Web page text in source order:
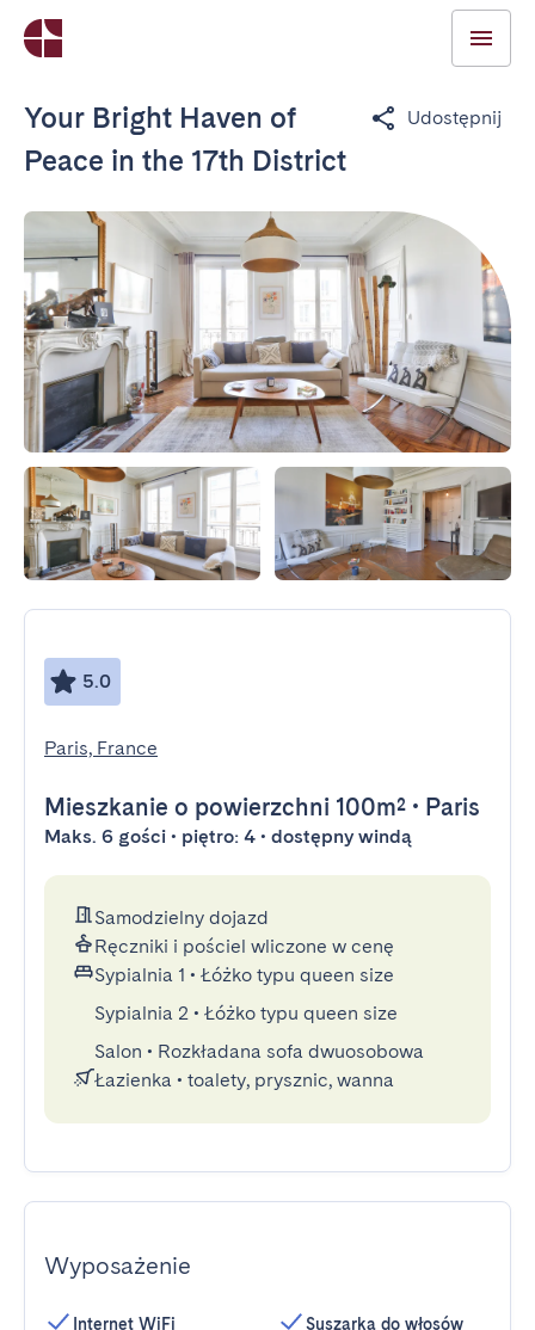
Your Bright Haven of
Peace in the 17th District
Udostępnij
5.0
Paris, France
Mieszkanie o powierzchni 100m² • Paris
Maks. 6 gości • piętro: 4 • dostępny windą
Samodzielny dojazd
Ręczniki i pościel wliczone w cenę
Sypialnia 1 • Łóżko typu queen size
Sypialnia 2 • Łóżko typu queen size
Salon • Rozkładana sofa dwuosobowa
Łazienka • toalety, prysznic, wanna
Wyposażenie
Internet WiFi
Suszarka do włosów